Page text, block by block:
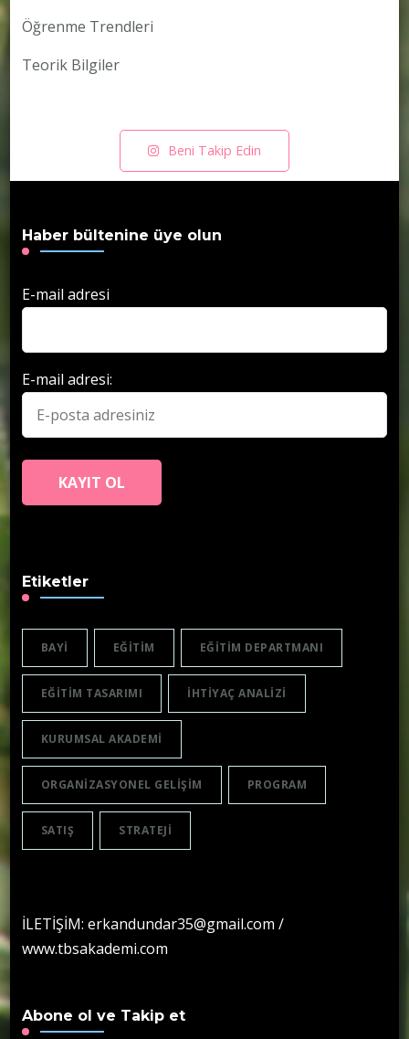
Öğrenme Trendleri
Teorik Bilgiler
Beni Takip Edin
Haber bültenine üye olun
E-mail adresi
E-mail adresi:
Etiketler
BAYI EĞITIM EĞITIM DEPARTMANI
EĞITIM TASARIMI IHTIYAÇ ANALIZI
KURUMSAL AKADEMI
ORGANIZASYONEL GELIŞIM PROGRAM
SATIŞ STRATEJI
İLETİŞİM: erkandundar35@gmail.com /
www.tbsakademi.com
Abone ol ve Takip et